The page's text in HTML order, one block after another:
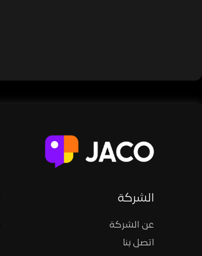
الشركة
عن الشركة
اتصل بنا